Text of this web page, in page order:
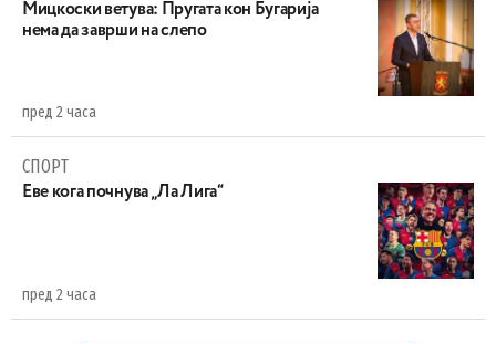
Mицкоски ветува: Пругата кон Бугарија
нема да заврши на слепо
пред 2 часа
СПОРТ
Еве кога почнува „Ла Лига“
пред 2 часа